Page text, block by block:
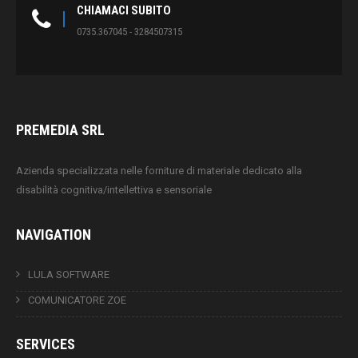
CHIAMACI SUBITO
0735.367045 - 3284507315
PREMEDIA SRL
Azienda specializzata nelle forniture di materiale dedicato alla
disabilità cognitiva/intellettiva e sensoriale
NAVIGATION
LULA SOFTWARE
COMUNICATORE ZOE
SERVICES